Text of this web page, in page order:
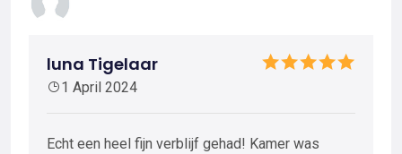
luna Tigelaar
1 April 2024
Echt een heel fijn verblijf gehad! Kamer was